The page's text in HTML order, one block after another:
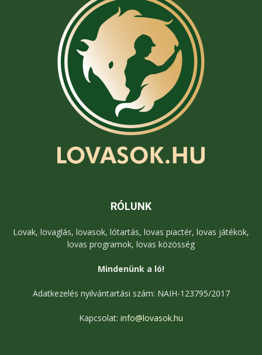
RÓLUNK
Lovak, lovaglás, lovasok, lótartás, lovas piactér, lovas játékok,
lovas programok, lovas közösség
Mindenünk a ló!
Adatkezelés nyilvántartási szám: NAIH-123795/2017
Kapcsolat: info@lovasok.hu